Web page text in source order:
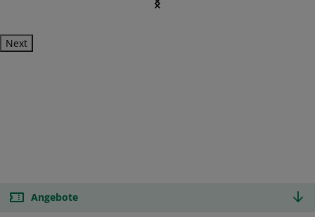
Next
Angebote